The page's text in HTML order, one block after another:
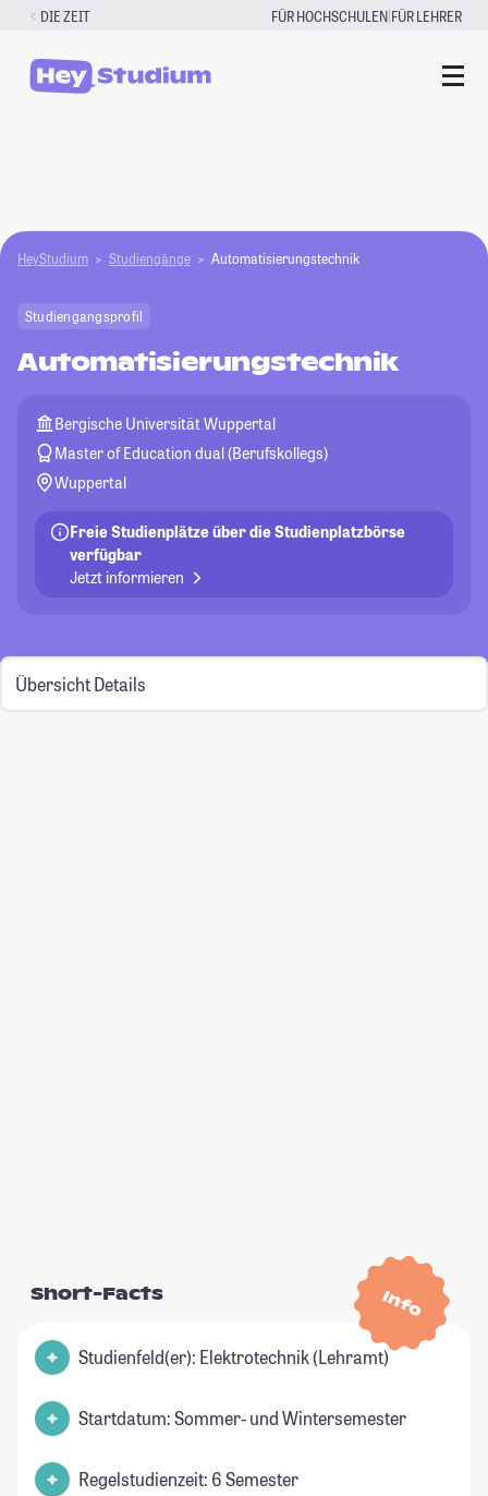
Zum
springen
DIE ZEIT FÜR HOCHSCHULEN|FÜR LEHRER
HeyStudium Studiengänge Automatisierungstechnik
Studiengangsprofil
Automatisierungstechnik
Bergische Universität Wuppertal
Master of Education dual (Berufskollegs)
Wuppertal
Freie Studienplätze über die Studienplatzbörse
verfügbar
Jetzt informieren
Übersicht Details
Info
Short-Facts
Studienfeld(er): Elektrotechnik (Lehramt)
Startdatum: Sommer- und Wintersemester
Regelstudienzeit: 6 Semester